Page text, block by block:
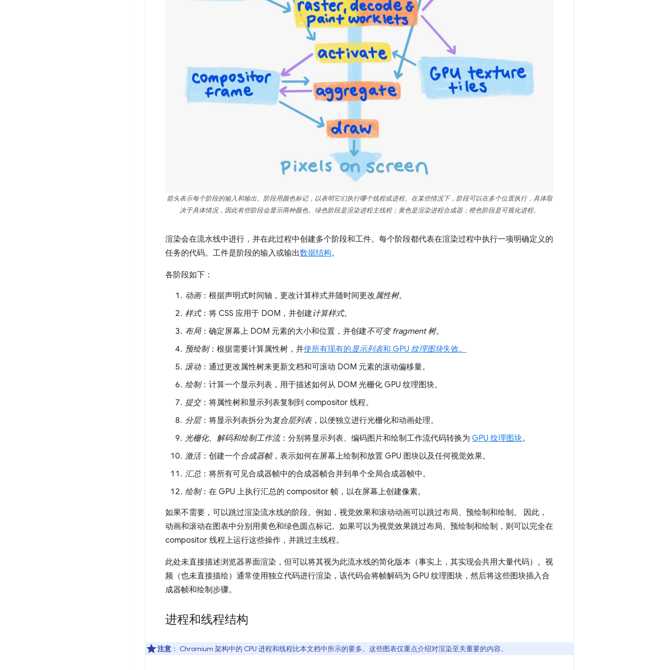
箭头表示每个阶段的输入和输出。阶段用颜色标记，以表明它们执行哪个线程或进程。在某些情况下，阶段可以在多个位置执行，具体取
决于具体情况，因此有些阶段会显示两种颜色。绿色阶段是渲染进程主线程；黄色是渲染进程合成器；橙色阶段是可视化进程。
渲染会在流水线中进行，并在此过程中创建多个阶段和工件。每个阶段都代表在渲染过程中执行一项明确定义的
任务的代码。工件是阶段的输入或输出数据结构。
各阶段如下：
动画：根据声明式时间轴，更改计算样式并随时间更改属性树。
样式：将 CSS 应用于 DOM，并创建计算样式。
布局：确定屏幕上 DOM 元素的大小和位置，并创建不可变 fragment 树。
预绘制：根据需要计算属性树，并使所有现有的 显示列表和 GPU 纹理图块失效。
滚动：通过更改属性树来更新文档和可滚动 DOM 元素的滚动偏移量。
绘制：计算一个显示列表，用于描述如何从 DOM 光栅化 GPU 纹理图块。
提交：将属性树和显示列表复制到 compositor 线程。
分层：将显示列表拆分为复合层列表，以便独立进行光栅化和动画处理。
光栅化、解码和绘制工作流：分别将显示列表、编码图片和绘制工作流代码转换为 GPU 纹理图块。
激活：创建一个合成器帧，表示如何在屏幕上绘制和放置 GPU 图块以及任何视觉效果。
汇总 ：将所有可见合成器帧中的合成器帧合并到单个全局合成器帧中。
绘制：在 GPU 上执行汇总的 compositor 帧，以在屏幕上创建像素。
如果不需要，可以跳过渲染流水线的阶段。例如，视觉效果和滚动动画可以跳过布局、预绘制和绘制。 因此，
动画和滚动在图表中分别用黄色和绿色圆点标记。如果可以为视觉效果跳过布局、预绘制和绘制，则可以完全在
compositor 线程上运行这些操作，并跳过主线程。
此处未直接描述浏览器界面渲染，但可以将其视为此流水线的简化版本（事实上，其实现会共用大量代码）。视
频（也未直接描绘）通常使用独立代码进行渲染，该代码会将帧解码为 GPU 纹理图块，然后将这些图块插入合
成器帧和绘制步骤。
进程和线程结构
注意 ： Chromium 架构中的 CPU 进程和线程比本文档中所示的要多。这些图表仅重点介绍对渲染至关重要的内容。